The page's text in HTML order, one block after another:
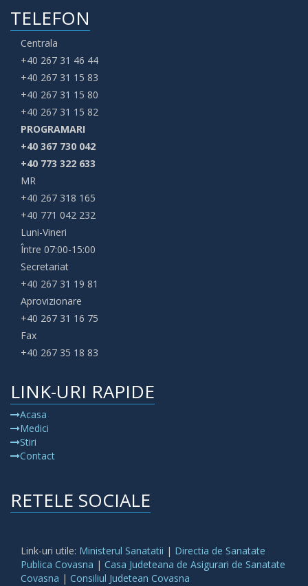
TELEFON
Centrala
+40 267 31 46 44
+40 267 31 15 83
+40 267 31 15 80
+40 267 31 15 82
PROGRAMARI
+40 367 730 042
+40 773 322 633
MR
+40 267 318 165
+40 771 042 232
Luni-Vineri
Între 07:00-15:00
Secretariat
+40 267 31 19 81
Aprovizionare
+40 267 31 16 75
Fax
+40 267 35 18 83
LINK-URI RAPIDE
Acasa
Medici
Stiri
Contact
RETELE SOCIALE
Link-uri utile: Ministerul Sanatatii | Directia de Sanatate
Publica Covasna | Casa Judeteana de Asigurari de Sanatate
Covasna | Consiliul Judetean Covasna